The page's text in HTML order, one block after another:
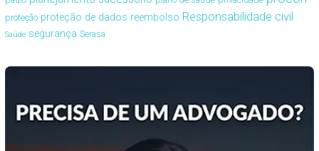
proteção proteção de dados reembolso Responsabilidade civil
Saúde segurança Serasa